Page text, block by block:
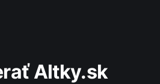
Altky.sk